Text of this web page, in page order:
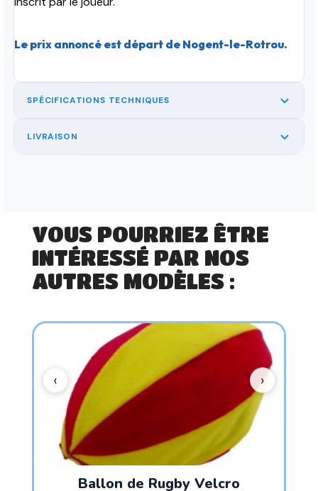
Le prix annoncé est départ de Nogent-le-Rotrou.
SPÉCIFICATIONS TECHNIQUES
LIVRAISON
VOUS POURRIEZ ÊTRE
INTÉRESSÉ PAR NOS
AUTRES MODÈLES :
Ballon de Rugby Velcro